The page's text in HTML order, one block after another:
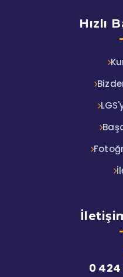
Hızlı
0 424